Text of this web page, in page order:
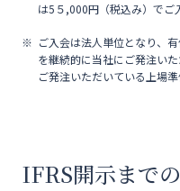
は5５,000円（税込み）でご
ご入会は法人単位となり、
を継続的に当社にご発注い
ご発注いただいている上場
IFRS開示まで